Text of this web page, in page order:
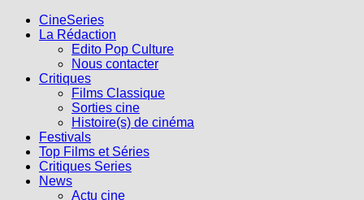
CineSeries
La Rédaction
Edito Pop Culture
Nous contacter
Critiques
Films Classique
Sorties cine
Histoire(s) de cinéma
Festivals
Top Films et Séries
Critiques Series
News
Actu cine